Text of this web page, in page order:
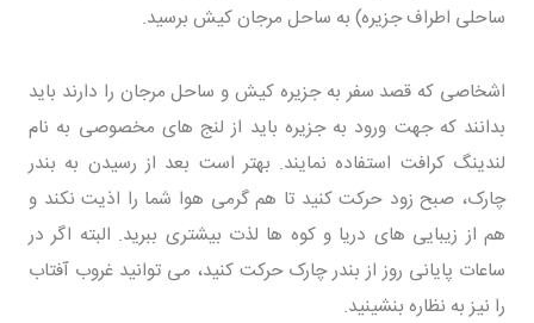
ساحلی اطراف جزیره) به ساحل مرجان کیش برسید.
اشخاصی که قصد سفر به جزیره کیش و ساحل مرجان را دارند باید
بدانند که جهت ورود به جزیره باید از لنج های مخصوصی به نام
لندینگ کرافت استفاده نمایند. بهتر است بعد از رسیدن به بندر
چارک، صبح زود حرکت کنید تا هم گرمی هوا شما را اذیت نکند و
هم از زیبایی های دریا و کوه ها لذت بیشتری ببرید. البته اگر در
ساعات پایانی روز از بندر چارک حرکت کنید، می توانید غروب آفتاب
را نیز به نظاره بنشینید.